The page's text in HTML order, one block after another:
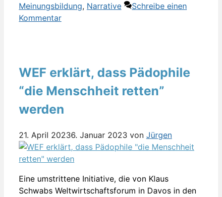
Meinungsbildung, Narrative
Schreibe einen
Kommentar
WEF erklärt, dass Pädophile
“die Menschheit retten”
werden
21. April 20236. Januar 2023 von Jürgen
Eine umstrittene Initiative, die von Klaus
Schwabs Weltwirtschaftsforum in Davos in den